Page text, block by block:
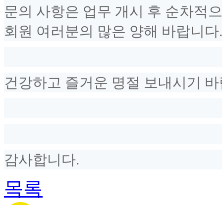
문의 사항은 업무 개시 후 순차적
회원 여러분의 많은 양해 바랍니다.
건강하고 즐거운 명절 보내시기
감사합니다.
목록